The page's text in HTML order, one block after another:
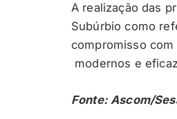
A realização das
Subúrbio como
compromisso
modernos e
Fonte: Ascom/